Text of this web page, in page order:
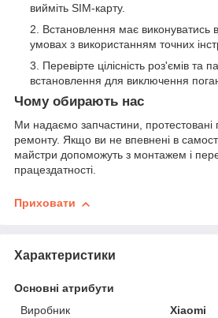
вийміть SIM-карту.
Встановлення має виконуватись
умовах з використанням точних
Перевірте цілісність роз'ємів та
встановлення для виключення
Чому обирають нас
Ми надаємо запчастини,
ремонту. Якщо ви не впевнені в
майстри допоможуть з монтажем і
працездатності.
Приховати
Характеристики
Основні атрибути
Виробник
Xiaomi